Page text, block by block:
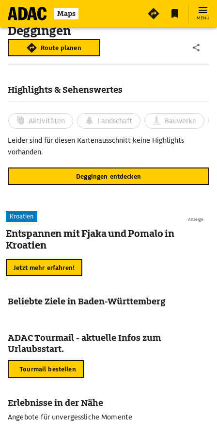
Maps MENÜ
Deggingen
Route planen
Highlights & Sehenswertes
Aktivitäten Landschaft Bauwerke
Leider sind für diesen Kartenausschnitt keine Highlights
vorhanden.
Deggingen entdecken
Anzeige
Kroatien
Entspannen mit Fjaka und Pomalo in
Kroatien
Jetzt mehr erfahren!
Beliebte Ziele in Baden-Württemberg
ADAC Tourmail - aktuelle Infos zum
Urlaubsstart.
Tourmail bestellen
Erlebnisse in der Nähe
Angebote für unvergessliche Momente